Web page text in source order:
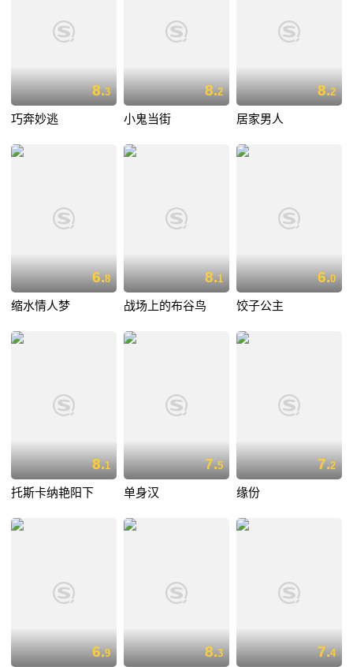
8.3
巧奔妙逃
8.2
小鬼当街
8.2
居家男人
6.8
缩水情人梦
8.1
战场上的布谷鸟
6.0
饺子公主
8.1
托斯卡纳艳阳下
7.5
单身汉
7.2
缘份
6.9 8.3 7.4